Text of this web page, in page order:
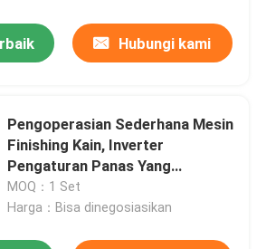
Hubungi kami
Pengoperasian Sederhana Mesin
Finishing Kain, Inverter
Pengaturan Panas Yang
Dikendalikan Stenter
MOQ：1 Set
Harga：Bisa dinegosiasikan